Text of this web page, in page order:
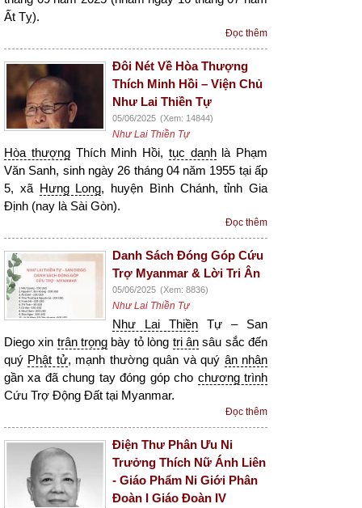
Ất Tỵ).
Đọc thêm
Đôi Nét Về Hòa Thượng
Thích Minh Hồi – Viện Chủ
Như Lai Thiền Tự
05/06/2025 (Xem: 14844)
Như Lai Thiền Tự
Hòa thượngThích Minh Hồi, tục danhlà Phạm
Văn Sanh, sinh ngày 26 tháng 04 năm 1955 tại ấp
5, xã Hưng Long, huyện Bình Chánh, tỉnh Gia
Định (nay là Sài Gòn).
Đọc thêm
Danh Sách Đóng Góp Cứu
Trợ Myanmar & Lời Tri Ân
05/06/2025 (Xem: 8836)
Như Lai Thiền Tự
Như Lai Thiền Tự – San
Diego xin trân trọng bày tỏ lòng tri ânsâu sắc đến
quý Phật tử, mạnh thường quân và quý ân nhân
gần xa đã chung tay đóng góp cho chương trình
Cứu Trợ Động Đất tại Myanmar.
Đọc thêm
Điện Thư Phân Ưu Ni
Trưởng Thích Nữ Ánh Liên
- Giáo Phẩm Ni Giới Phân
Đoàn I Giáo Đoàn IV